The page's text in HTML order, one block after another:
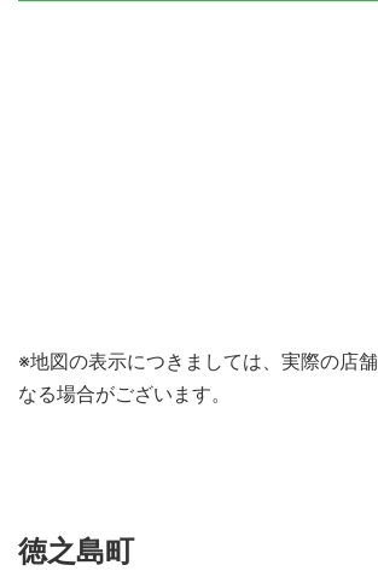
※地図の表示につきましては、実際の店
なる場合がございます。
徳之島町